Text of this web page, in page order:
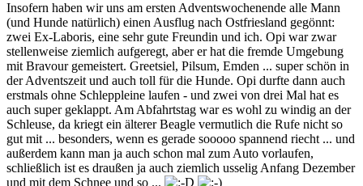
Insofern haben wir uns am ersten Adventswochenende alle Mann
(und Hunde natürlich) einen Ausflug nach Ostfriesland gegönnt:
zwei Ex-Laboris, eine sehr gute Freundin und ich. Opi war zwar
stellenweise ziemlich aufgeregt, aber er hat die fremde Umgebung
mit Bravour gemeistert. Greetsiel, Pilsum, Emden ... super schön in
der Adventszeit und auch toll für die Hunde. Opi durfte dann auch
erstmals ohne Schleppleine laufen - und zwei von drei Mal hat es
auch super geklappt. Am Abfahrtstag war es wohl zu windig an der
Schleuse, da kriegt ein älterer Beagle vermutlich die Rufe nicht so
gut mit ... besonders, wenn es gerade sooooo spannend riecht ... und
außerdem kann man ja auch schon mal zum Auto vorlaufen,
schließlich ist es draußen ja auch ziemlich usselig Anfang Dezember
und mit dem Schnee und so ...